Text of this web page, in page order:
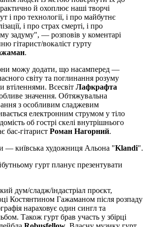
й охоплює наші творчі
і про технології, і про майбутнє
і про страх смерті, і про
задуму", — розповів у коментарі
гітарист/вокаліст гурту
.
можу додати, що насамперед —
світу та поглинання розуму
втіленнями. Всесвіт Лафкрафта
значення. Обтяжувальна
з особливим сладжевим
електронним струмом у тіло
об гострі скелі внутрішнього
бас-гітарист Роман Нагорний.
— київська художниця Альона "Klandi".
гурт планує презентувати
дум/сладж/індастріал проєкт,
Костянтином Гажаманом після розпаду
нараховує один сингл та
Також гурт брав участь у збірці